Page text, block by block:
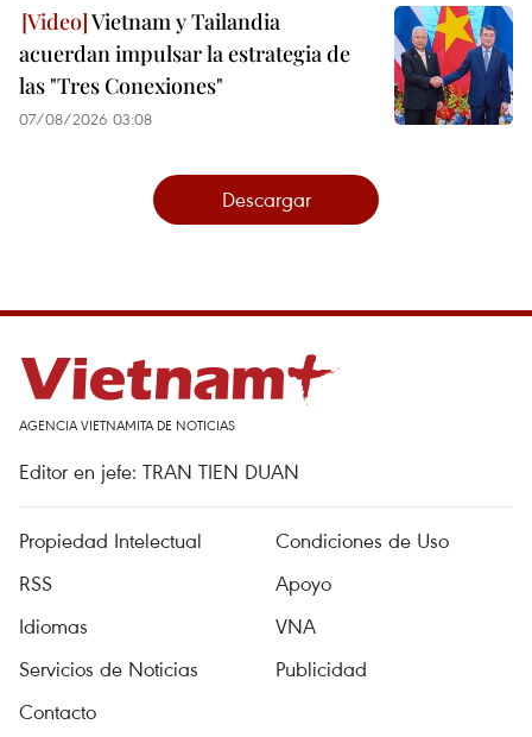
Vietnam y Tailandia
acuerdan impulsar la estrategia de
las "Tres Conexiones"
07/08/2026 03:08
Descargar
AGENCIA VIETNAMITA DE NOTICIAS
Editor en jefe: TRAN TIEN DUAN
Propiedad Intelectual
Condiciones de Uso
RSS
Apoyo
Idiomas
VNA
Servicios de Noticias
Publicidad
Contacto